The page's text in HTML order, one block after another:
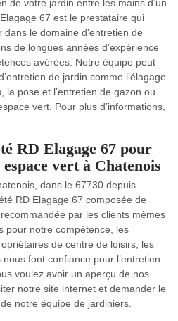
de votre jardin entre les mains d’un
67 est le prestataire qui
le domaine d’entretien de
de longues années d’expérience
avérées. Notre équipe peut
de jardin comme l’élagage
la pose et l’entretien de gazon ou
vert. Pour plus d’informations,
RD Elagage 67 pour
vert à Chatenois
dans le 67730 depuis
RD Elagage 67 composée de
par les clients mêmes
pour notre compétence, les
de centre de loisirs, les
font confiance pour l’entretien
voulez avoir un aperçu de nos
notre site internet et demander le
notre équipe de jardiniers.